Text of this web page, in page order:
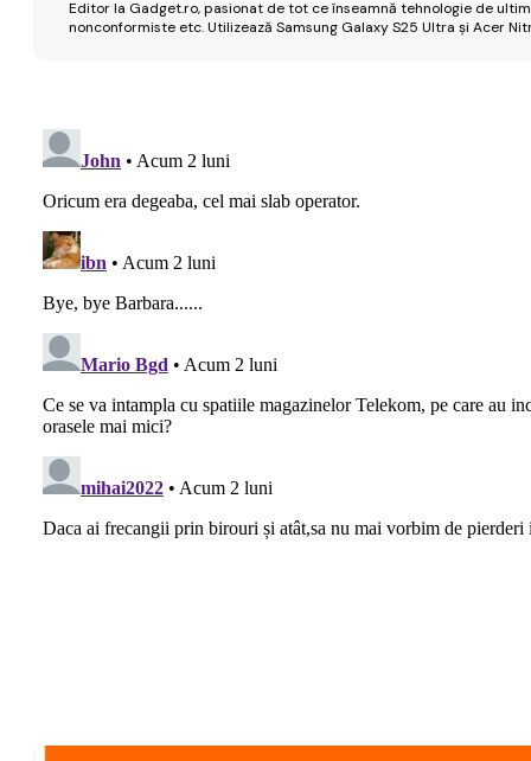
Editor la Gadget.ro, pasionat de tot ce înseamnă tehnologie de
nonconformiste etc. Utilizează Samsung Galaxy S25 Ultra și Acer